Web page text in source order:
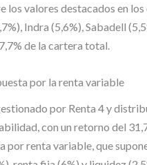
los valores destacados en
Indra (5,6%), Sabadell
de la cartera total.
por la renta variable
por Renta 4 y
con un retorno del
renta variable, que